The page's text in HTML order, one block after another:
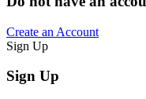
Create an Account
Sign Up
Sign Up